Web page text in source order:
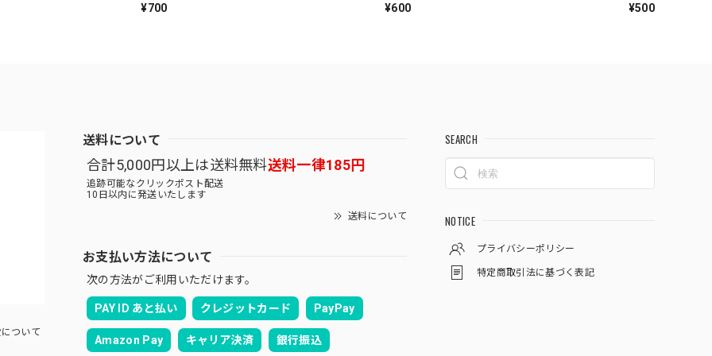
¥700 ¥600 ¥500
ついて
送料について
合計5,000円以上は送料無料送料一律185円
追跡可能なクリックポスト配送
10日以内に発送いたします
送料について
お支払い方法について
次の方法がご利用いただけます。
PAY ID あと払い クレジットカード PayPay
Amazon Pay キャリア決済 銀行振込
SEARCH
NOTICE
プライバシーポリシー
特定商取引法に基づく表記